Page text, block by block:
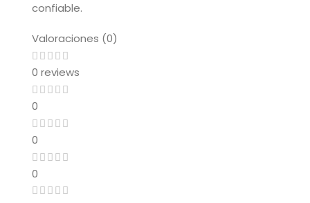
confiable.
Valoraciones (0)
0 reviews
0
0
0